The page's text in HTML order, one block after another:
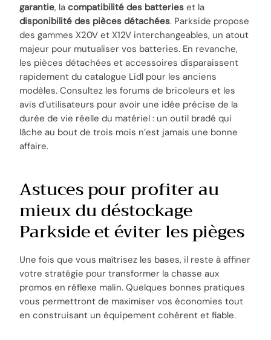
garantie, lacompatibilité des batteries et la
disponibilité des pièces détachées. Parkside propose
des gammes X20V et X12V interchangeables, un atout
majeur pour mutualiser vos batteries. En revanche,
les pièces détachées et accessoires disparaissent
rapidement du catalogue Lidl pour les anciens
modèles. Consultez les forums de bricoleurs et les
avis d’utilisateurs pour avoir une idée précise de la
durée de vie réelle du matériel : un outil bradé qui
lâche au bout de trois mois n’est jamais une bonne
affaire.
Astuces pour profiter au
mieux du déstockage
Parkside et éviter les pièges
Une fois que vous maîtrisez les bases, il reste à affiner
votre stratégie pour transformer la chasse aux
promos en réflexe malin. Quelques bonnes pratiques
vous permettront de maximiser vos économies tout
en construisant un équipement cohérent et fiable.